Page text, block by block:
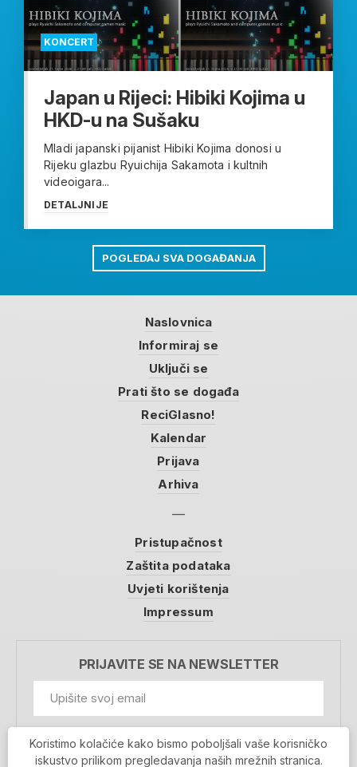
KONCERT
Japan u Rijeci: Hibiki Kojima u
HKD-u na Sušaku
Mladi japanski pijanist Hibiki Kojima donosi u
Rijeku glazbu Ryuichija Sakamota i kultnih
videoigara...
DETALJNIJE
POGLEDAJ SVA DOGAĐANJA
Naslovnica
Informiraj se
Uključi se
Prati što se događa
ReciGlasno!
Kalendar
Prijava
Arhiva
Pristupačnost
Zaštita podataka
Uvjeti korištenja
Impressum
PRIJAVITE SE NA NEWSLETTER
Prihvaćam da se moji podaci spremaju u bazu
Koristimo kolačiće kako bismo poboljšali vaše korisničko
iskustvo prilikom pregledavanja naših mrežnih stranica.